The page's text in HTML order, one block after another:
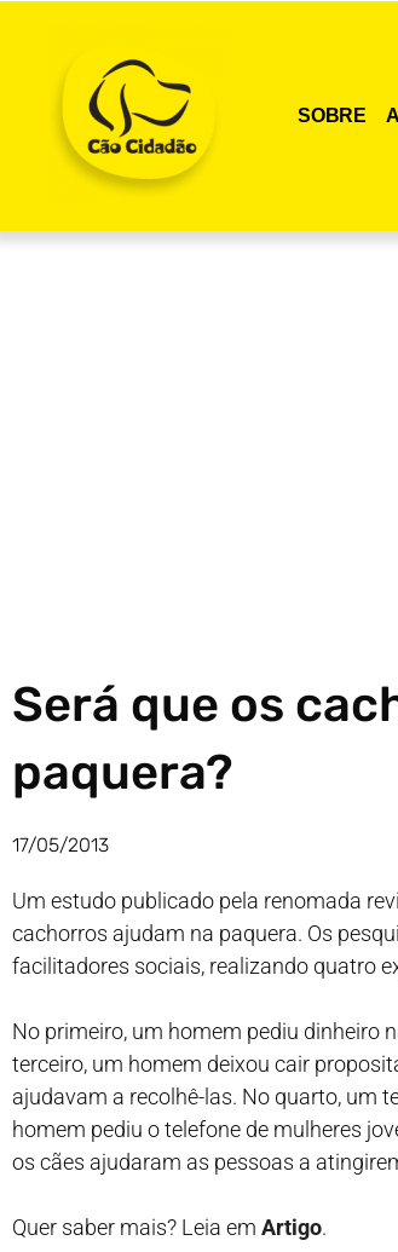
SOBRE
Será que os
paquera?
17/05/2013
Um estudo publicado pela renomada
cachorros ajudam na paquera. Os
facilitadores sociais, realizando quatro
No primeiro, um homem pediu dinheiro
terceiro, um homem deixou cair
ajudavam a recolhê-las. No quarto, um
homem pediu o telefone de mulheres
os cães ajudaram as pessoas a
Quer saber mais? Leia em Artigo.